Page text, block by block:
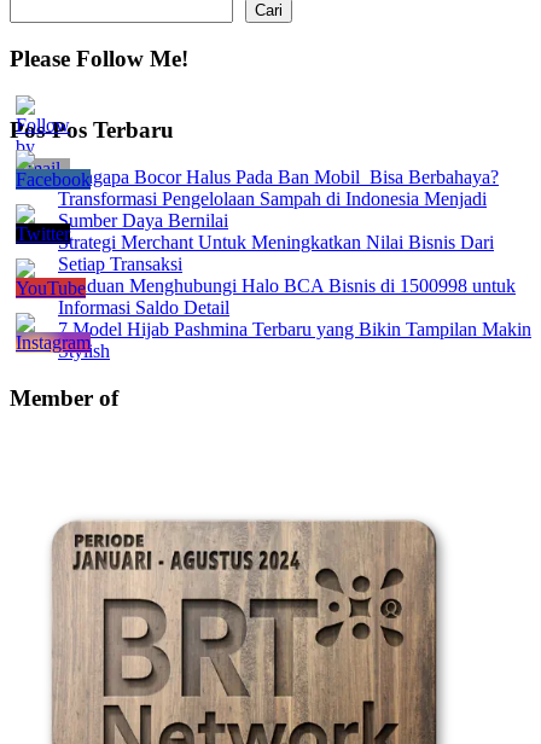
Cari
Please Follow Me!
Pos-Pos Terbaru
Mengapa Bocor Halus Pada Ban Mobil Bisa Berbahaya?
Transformasi Pengelolaan Sampah di Indonesia Menjadi
Sumber Daya Bernilai
Strategi Merchant Untuk Meningkatkan Nilai Bisnis Dari
Setiap Transaksi
Panduan Menghubungi Halo BCA Bisnis di 1500998 untuk
Informasi Saldo Detail
7 Model Hijab Pashmina Terbaru yang Bikin Tampilan Makin
Stylish
Member of